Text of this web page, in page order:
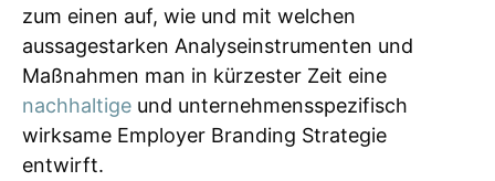
zum einen auf, wie und mit welchen
aussagestarken Analyseinstrumenten und
Maßnahmen man in kürzester Zeit eine
nachhaltige und unternehmensspezifisch
wirksame Employer Branding Strategie
entwirft.